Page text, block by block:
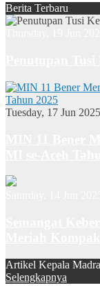
Berita Terbaru
Tuesday, 17 Jun 2025
Artikel Kepala
Selengkapnya